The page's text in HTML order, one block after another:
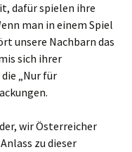
dafür spielen ihre
man in einem Spiel
unsere Nachbarn das
sich ihrer
„Nur für
wir Österreicher
zu dieser